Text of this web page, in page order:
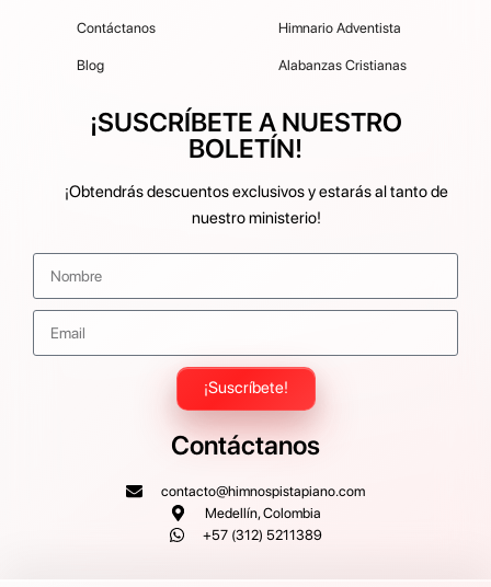
Contáctanos
Blog
Himnario Adventista
Alabanzas Cristianas
¡SUSCRÍBETE A NUESTRO
BOLETÍN!
¡Obtendrás descuentos exclusivos y estarás al tanto de
nuestro ministerio!
¡Suscríbete!
Contáctanos
contacto@himnospistapiano.com
Medellín, Colombia
+57 (312) 5211389